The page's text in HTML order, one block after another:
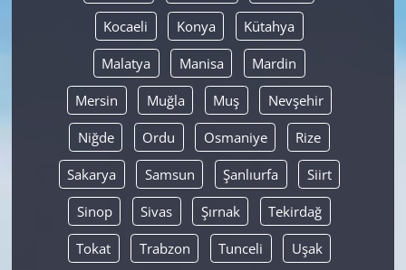
Kocaeli Konya Kütahya
Malatya Manisa Mardin
Mersin Muğla Muş Nevşehir
Niğde Ordu Osmaniye Rize
Sakarya Samsun Şanlıurfa Siirt
Sinop Sivas Şırnak Tekirdağ
Tokat Trabzon Tunceli Uşak